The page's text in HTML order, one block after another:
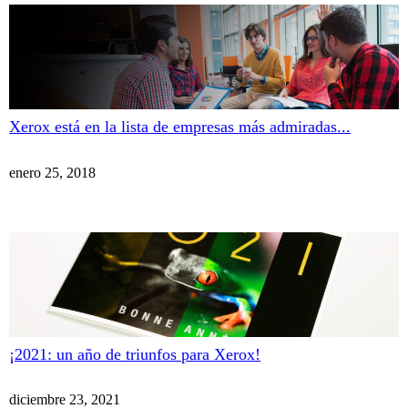
Xerox está en la lista de empresas más admiradas...
enero 25, 2018
¡2021: un año de triunfos para Xerox!
diciembre 23, 2021